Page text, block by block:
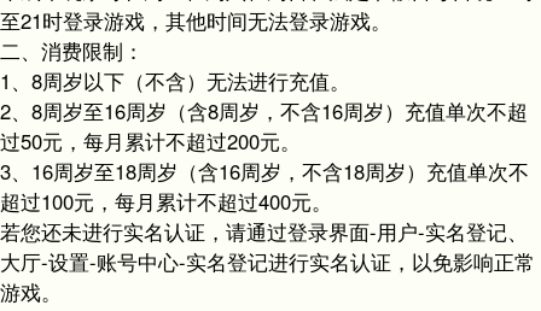
至21时登录游戏，其他时间无法登录游戏。
二、消费限制：
1、8周岁以下（不含）无法进行充值。
2、8周岁至16周岁（含8周岁，不含16周岁）充值单次不超
过50元，每月累计不超过200元。
3、16周岁至18周岁（含16周岁，不含18周岁）充值单次不
超过100元，每月累计不超过400元。
若您还未进行实名认证，请通过登录界面-用户-实名登记、
大厅-设置-账号中心-实名登记进行实名认证，以免影响正常
游戏。